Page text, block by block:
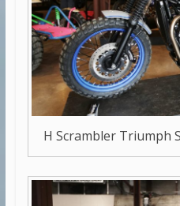
Η Scrambler Triumph